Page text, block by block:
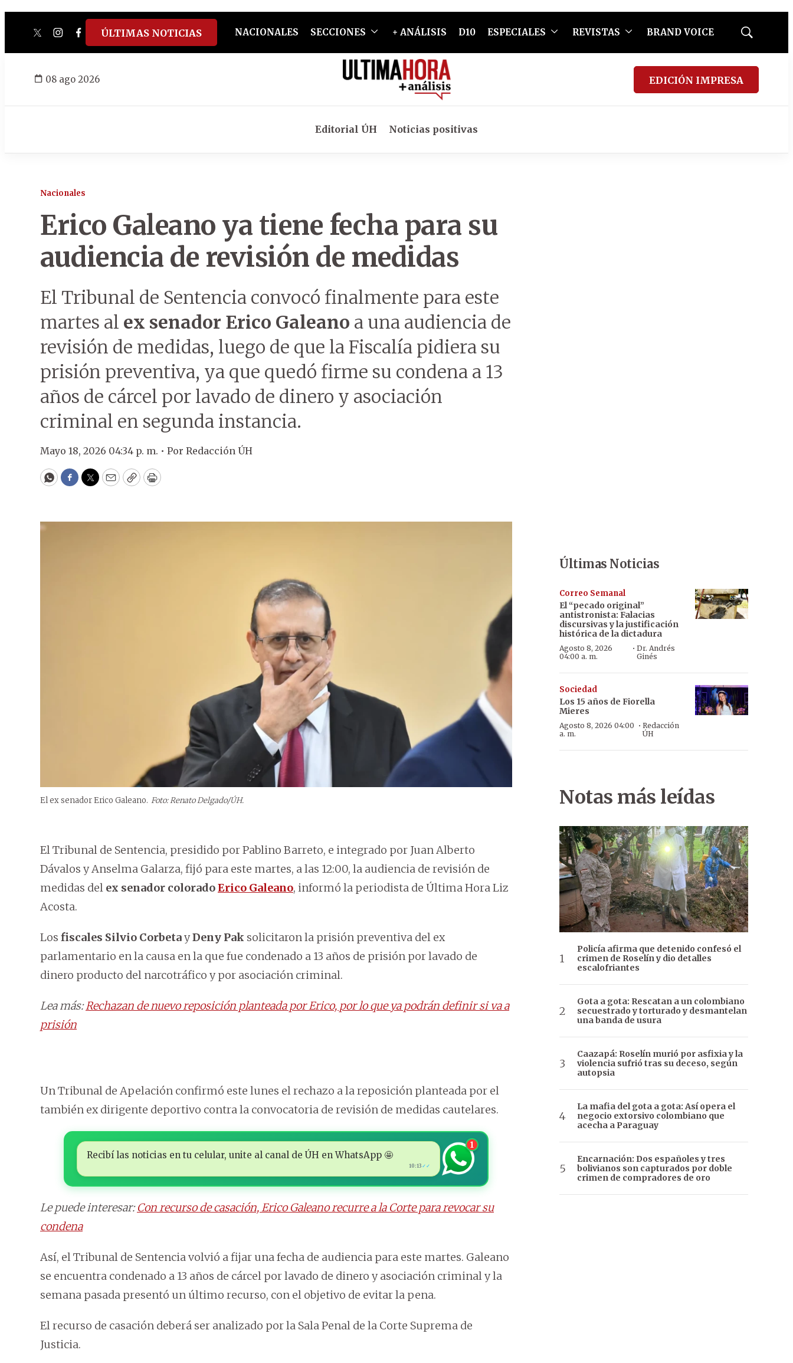
twitterinstagram
facebook
tiktokyoutube
spotify
ÚLTIMAS NOTICIAS NACIONALES SECCIONES + ANÁLISIS D10 ESPECIALES REVISTAS BRAND VOICE
Mostrar
08 ago 2026 EDICIÓN IMPRESA
Editorial ÚH Noticias positivas
Nacionales
Erico Galeano ya tiene fecha para su
audiencia de revisión de medidas
El Tribunal de Sentencia convocó finalmente para este
martes al ex senador Erico Galeano a una audiencia de
revisión de medidas, luego de que la Fiscalía pidiera su
prisión preventiva, ya que quedó firme su condena a 13
años de cárcel por lavado de dinero y asociación
criminal en segunda instancia.
Mayo 18, 2026 04:34 p. m. • Por Redacción ÚH
WhatsApp
Facebook
Twitter
EmailCopyPrint
El ex senador Erico Galeano. Foto: Renato Delgado/ÚH.
El Tribunal de Sentencia, presidido por Pablino Barreto, e integrado por Juan Alberto
Dávalos y Anselma Galarza, fijó para este martes, a las 12:00, la audiencia de revisión de
medidas del ex senador coloradoErico Galeano, informó la periodista de Última Hora Liz
Acosta.
Los fiscales Silvio CorbetayDeny Pak solicitaron la prisión preventiva del ex
parlamentario en la causa en la que fue condenado a 13 años de prisión por lavado de
dinero producto del narcotráfico y por asociación criminal.
Lea más:Rechazan de nuevo reposición planteada por Erico, por lo que ya podrán definir si va a
prisión
Un Tribunal de Apelación confirmó este lunes el rechazo a la reposición planteada por el
también ex dirigente deportivo contra la convocatoria de revisión de medidas cautelares.
Recibí las noticias en tu celular, unite al canal de ÚH en WhatsApp 🤩
10:13 ✓✓
1
Le puede interesar:Con recurso de casación, Erico Galeano recurre a la Corte para revocar su
condena
Así, el Tribunal de Sentencia volvió a fijar una fecha de audiencia para este martes. Galeano
se encuentra condenado a 13 años de cárcel por lavado de dinero y asociación criminal y la
semana pasada presentó un último recurso, con el objetivo de evitar la pena.
El recurso de casación deberá ser analizado por la Sala Penal de la Corte Suprema de
Justicia.
Últimas Noticias
Correo Semanal
El “pecado original”
antistronista: Falacias
discursivas y la justificación
histórica de la dictadura
Agosto 8, 2026
04:00 a. m.
·Dr. Andrés
Ginés
Sociedad
Los 15 años de Fiorella
Mieres
Agosto 8, 2026 04:00
a. m.
· Redacción
ÚH
Notas más leídas
Policía afirma que detenido confesó el
crimen de Roselín y dio detalles
escalofriantes
Gota a gota: Rescatan a un colombiano
secuestrado y torturado y desmantelan
una banda de usura
Caazapá: Roselín murió por asfixia y la
violencia sufrió tras su deceso, según
autopsia
La mafia del gota a gota: Así opera el
negocio extorsivo colombiano que
acecha a Paraguay
Encarnación: Dos españoles y tres
bolivianos son capturados por doble
crimen de compradores de oro